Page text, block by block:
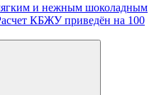
и нежным шоколадным
КБЖУ приведён на 100